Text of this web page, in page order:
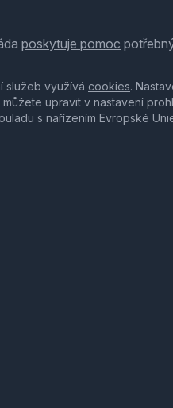
poskytuje pomoc
služeb využívá cookies.
upravit v nastavení
s nařízením Evropské